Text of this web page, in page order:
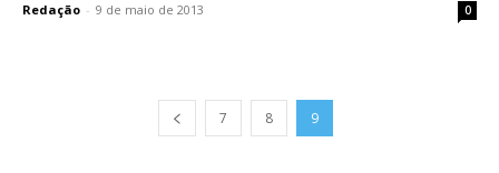
Redação - 9 de maio de 2013 0
7 8 9